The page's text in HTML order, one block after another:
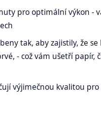
pro optimální výkon -
tak, aby zajistily, že se
- což vám ušetří papír,
výjimečnou kvalitou pro